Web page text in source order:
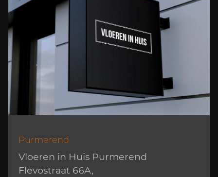
Purmerend
‌Vloeren in Huis Purmerend
Flevostraat 66A,